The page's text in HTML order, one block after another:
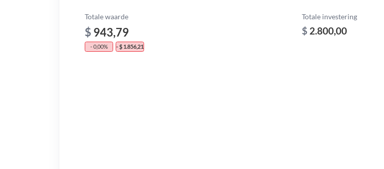
Totale waarde
$ 943,79
- 0,00% - $ 1.856,21
Totale investering
$ 2.800,00